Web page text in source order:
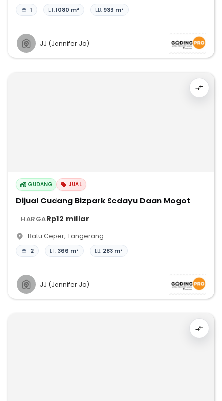
1 LT:1080 m² LB: 936 m²
JJ (Jennifer Jo)
GUDANG JUAL
Dijual Gudang Bizpark Sedayu Daan Mogot
HARGARp12 miliar
Batu Ceper, Tangerang
2 LT: 366 m² LB: 283 m²
JJ (Jennifer Jo)